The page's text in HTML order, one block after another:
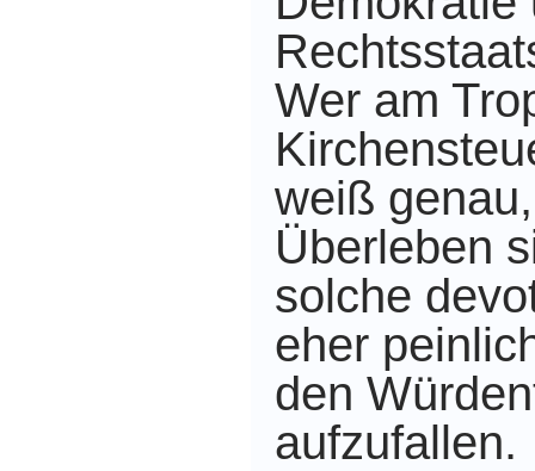
Wer am
weiß
Überleben
solche
eher
den
aufzufallen.